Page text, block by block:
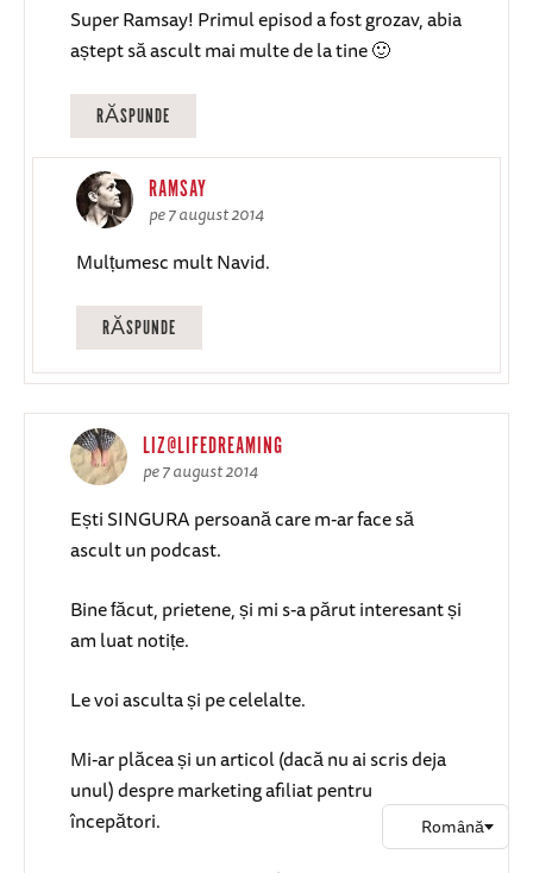
Super Ramsay! Primul episod a fost grozav, abia
aștept să ascult mai multe de la tine 🙂
RĂSPUNDE
RAMSAY
pe 7 august 2014
Mulțumesc mult Navid.
RĂSPUNDE
LIZ@LIFEDREAMING
pe 7 august 2014
Ești SINGURA persoană care m-ar face să
ascult un podcast.
Bine făcut, prietene, și mi s-a părut interesant și
am luat notițe.
Le voi asculta și pe celelalte.
Mi-ar plăcea și un articol (dacă nu ai scris deja
unul) despre marketing afiliat pentru
începători.